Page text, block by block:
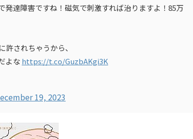
発達障害ですね！磁気で刺激すれば治りますよ！85万
されちゃうから、
よなhttps://t.co/GuzbAKgi3K
19, 2023